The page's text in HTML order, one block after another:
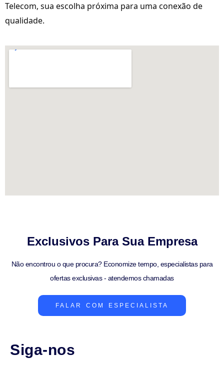
Telecom, sua escolha próxima para uma conexão de
qualidade.
Exclusivos Para Sua Empresa
Não encontrou o que procura? Economize tempo, especialistas para
ofertas exclusivas - atendemos chamadas
FALAR COM ESPECIALISTA
Siga-nos